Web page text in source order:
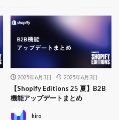
2025年6月3日 2025年6月3日
【Shopify Editions 25 夏】B2B
機能アップデートまとめ
hiro